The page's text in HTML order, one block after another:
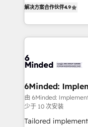
Implementing
Service and
looking websites
systems you use You need a clear method to reach
current processes
focused action
your day-to-day
results fast. This
解决方案合作伙伴4.9
6Minded:
Websites
由 6Minded:
少于 10 次安装
Tailored